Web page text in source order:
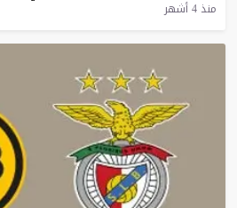
منذ 4 أشهر